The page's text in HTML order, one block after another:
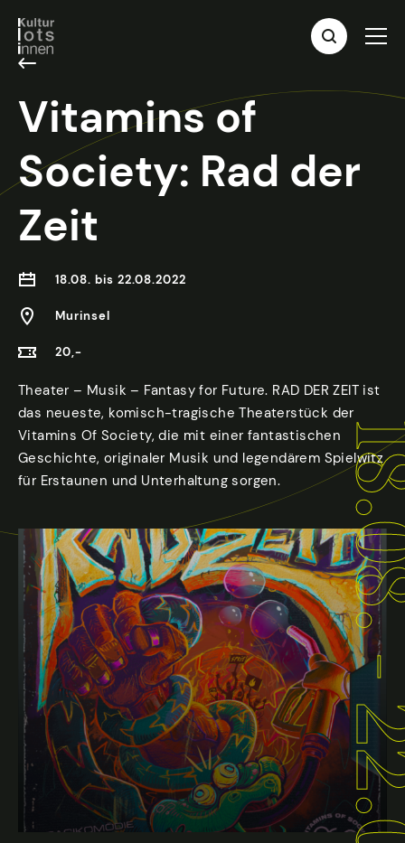
Vitamins of
Society: Rad der
Zeit
18.08. bis 22.08.2022
Murinsel
20,-
Theater – Musik – Fantasy for Future. RAD DER ZEIT ist
das neueste, komisch-tragische Theaterstück der
Vitamins Of Society, die mit einer fantastischen
Geschichte, originaler Musik und legendärem Spielwitz
für Erstaunen und Unterhaltung sorgen.